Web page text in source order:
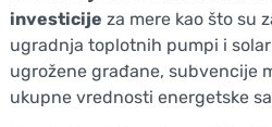
investicije za mere kao što su
ugradnja toplotnih pumpi i
ugrožene građane, subvencije
ukupne vrednosti energetske